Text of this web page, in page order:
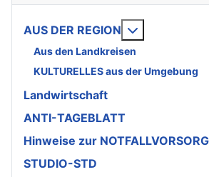
AUS DER REGION
Aus den Landkreisen
KULTURELLES aus der Umgebung
Landwirtschaft
ANTI-TAGEBLATT
Hinweise zur
STUDIO-STD